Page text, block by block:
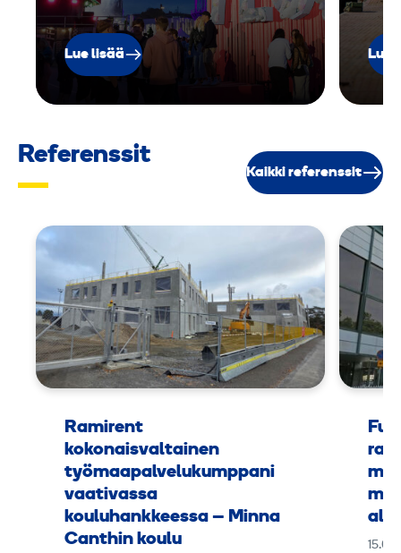
Lue lisää Lue
Referenssit
Kaikki referenssit
Ramirent
kokonaisvaltainen
työmaapalvelukumppani
vaativassa
kouluhankkeessa – Minna
Canthin koulu